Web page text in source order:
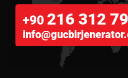
+90 216 312